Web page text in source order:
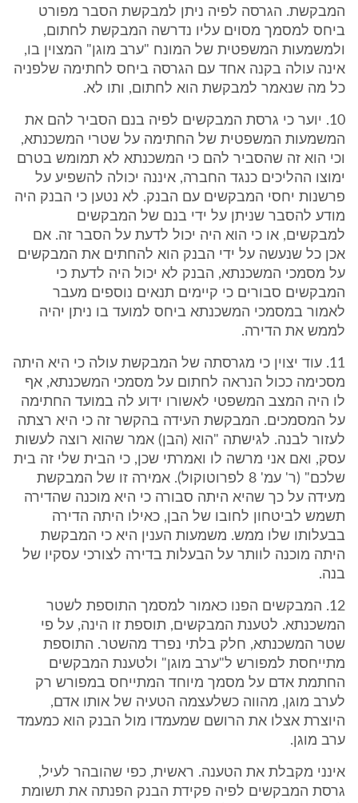
המבקשת. הגרסה לפיה ניתן למבקשת הסבר מפורט
ביחס למסמך מסוים עליו נדרשה המבקשת לחתום,
ולמשמעות המשפטית של המונח "ערב מוגן" המצוין בו,
אינה עולה בקנה אחד עם הגרסה ביחס לחתימה שלפניה
כל מה שנאמר למבקשת הוא לחתום, ותו לא.
10. יוער כי גרסת המבקשים לפיה בנם הסביר להם את
המשמעות המשפטית של החתימה על שטרי המשכנתא,
וכי הוא זה שהסביר להם כי המשכנתא לא תמומש בטרם
ימוצו ההליכים כנגד החברה, איננה יכולה להשפיע על
פרשנות יחסי המבקשים עם הבנק. לא נטען כי הבנק היה
מודע להסבר שניתן על ידי בנם של המבקשים
למבקשים, או כי הוא היה יכול לדעת על הסבר זה. אם
אכן כל שנעשה על ידי הבנק הוא להחתים את המבקשים
על מסמכי המשכנתא, הבנק לא יכול היה לדעת כי
המבקשים סבורים כי קיימים תנאים נוספים מעבר
לאמור במסמכי המשכנתא ביחס למועד בו ניתן יהיה
לממש את הדירה.
11. עוד יצוין כי מגרסתה של המבקשת עולה כי היא היתה
מסכימה ככול הנראה לחתום על מסמכי המשכנתא, אף
לו היה המצב המשפטי לאשורו ידוע לה במועד החתימה
על המסמכים. המבקשת העידה בהקשר זה כי היא רצתה
לעזור לבנה. לגישתה "הוא (הבן) אמר שהוא רוצה לעשות
עסק, ואם אני מרשה לו ואמרתי שכן, כי הבית שלי זה בית
שלכם" (ר' עמ' 8 לפרוטוקול). אמירה זו של המבקשת
מעידה על כך שהיא היתה סבורה כי היא מוכנה שהדירה
תשמש לביטחון לחובו של הבן, כאילו היתה הדירה
בבעלותו שלו ממש. משמעות הענין היא כי המבקשת
היתה מוכנה לוותר על הבעלות בדירה לצורכי עסקיו של
בנה.
12. המבקשים הפנו כאמור למסמך התוספת לשטר
המשכנתא. לטענת המבקשים, תוספת זו הינה, על פי
שטר המשכנתא, חלק בלתי נפרד מהשטר. התוספת
מתייחסת למפורש ל"ערב מוגן" ולטענת המבקשים
החתמת אדם על מסמך מיוחד המתייחס במפורש רק
לערב מוגן, מהווה כשלעצמה הטעיה של אותו אדם,
היוצרת אצלו את הרושם שמעמדו מול הבנק הוא כמעמד
ערב מוגן.
אינני מקבלת את הטענה. ראשית, כפי שהובהר לעיל,
גרסת המבקשים לפיה פקידת הבנק הפנתה את תשומת